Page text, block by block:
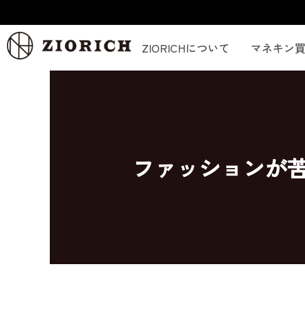
容
を
ZIORICHについて マネキン
ファッションが